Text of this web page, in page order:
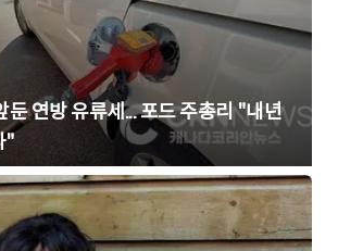
둔 연방 유류세... 포드 주총리 "내년
"